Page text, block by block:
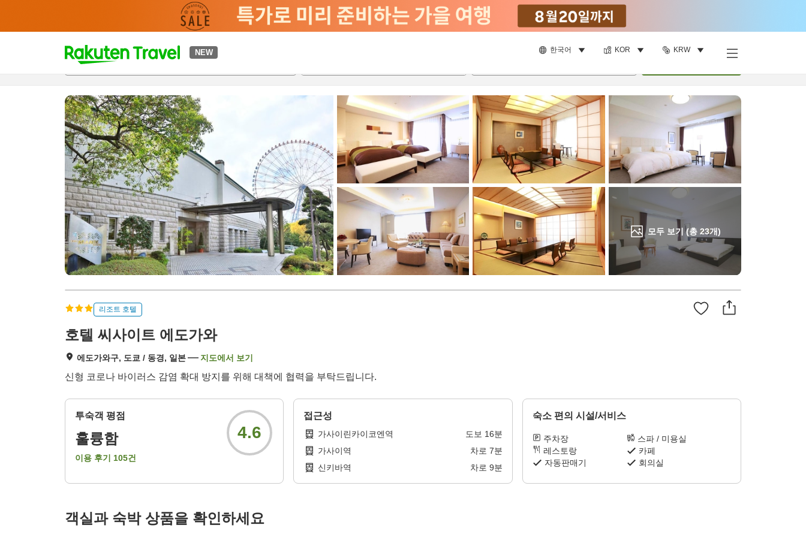
NEW 한국어 KOR KRW
t
p
a
g
e
_
s
e
a
r
c
h
모두 보기 (총 23개)
개요객실 & 숙박 상품이용 후기 편의 시설/서비스
리조트 호텔
호텔 씨사이트 에도가와
에도가와구, 도쿄 / 동경, 일본 지도에서 보기
신형 코로나 바이러스 감염 확대 방지를 위해 대책에 협력을 부탁드립니다.
투숙객 평점
훌륭함
이용 후기 105건
4.6
접근성
가사이린카이코엔역 도보 16분
가사이역
차로 7분
신키바역
차로 9분
숙소 편의 시설/서비스
주차장
스파 / 미용실
레스토랑
카페
자동판매기
회의실
객실과 숙박 상품을 확인하세요